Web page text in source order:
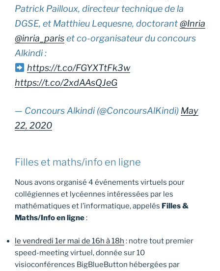
Patrick Pailloux, directeur technique de la
DGSE, et Matthieu Lequesne, doctorant@Inria
@inria_pariset co-organisateur du concours
Alkindi :
https://t.co/FGYXTtFk3w
https://t.co/2xdAAsQJeG
— Concours Alkindi (@ConcoursAlKindi) May
22, 2020
Filles et maths/info en ligne
Nous avons organisé 4 événements virtuels pour
collégiennes et lycéennes intéressées par les
mathématiques et l’informatique, appelés Filles &
Maths/Info en ligne:
le vendredi 1er mai de 16h à 18h : notre tout premier
speed-meeting virtuel, donnée sur 10
visioconférences BigBlueButton hébergées par